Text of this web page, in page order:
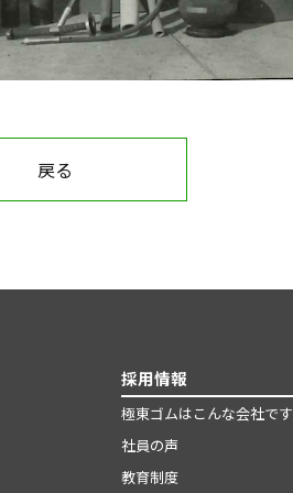
戻る
採用情報
極東ゴムはこんな会社です
社員の声
教育制度